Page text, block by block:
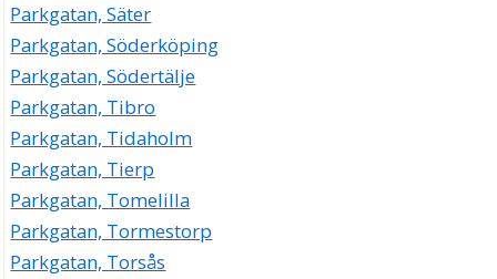
Parkgatan, Säter
Parkgatan, Söderköping
Parkgatan, Södertälje
Parkgatan, Tibro
Parkgatan, Tidaholm
Parkgatan, Tierp
Parkgatan, Tomelilla
Parkgatan, Tormestorp
Parkgatan, Torsås